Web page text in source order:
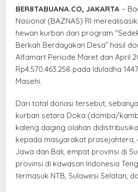
Desa
BER8TABUANA.CO, JAKARTA –
Nasional (BAZNAS) RI
hewan kurban dari program
Berkah Berdayakan Desa” hasil
Alfamart Periode Maret dan April
Rp4.570.463.258 pada Iduladha
Masehi.
Dari total donasi tersebut,
kurban setara Doka (domba/
kaleng daging olahan
kepada masyarakat prasejahtera,
Jawa dan Bali, empat provinsi di
provinsi di kawasan Indonesia
termasuk NTB, Sulawesi Selatan,